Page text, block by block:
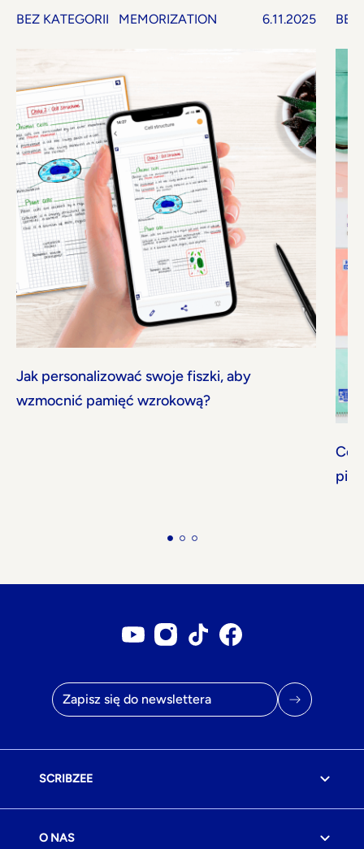
BEZ KATEGORII MEMORIZATION 6.11.2025
Jak personalizować swoje fiszki, aby
wzmocnić pamięć wzrokową?
BEZ
Co
Adres e-mail
SCRIBZEE
O NAS